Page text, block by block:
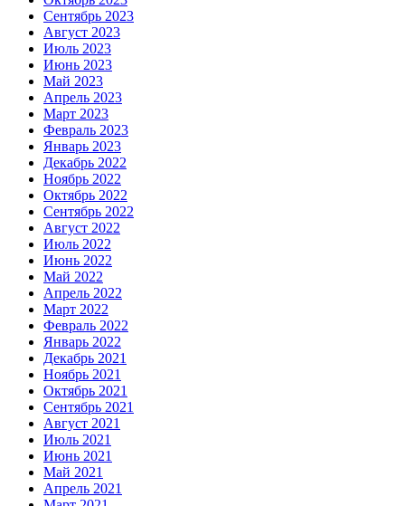
Сентябрь 2023
Август 2023
Июль 2023
Июнь 2023
Май 2023
Апрель 2023
Март 2023
Февраль 2023
Январь 2023
Декабрь 2022
Ноябрь 2022
Октябрь 2022
Сентябрь 2022
Август 2022
Июль 2022
Июнь 2022
Май 2022
Апрель 2022
Март 2022
Февраль 2022
Январь 2022
Декабрь 2021
Ноябрь 2021
Октябрь 2021
Сентябрь 2021
Август 2021
Июль 2021
Июнь 2021
Май 2021
Апрель 2021